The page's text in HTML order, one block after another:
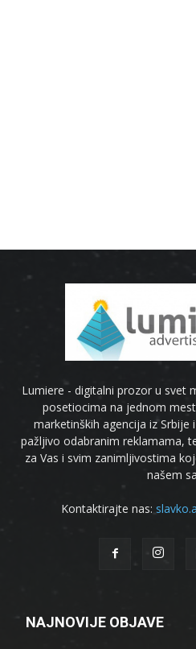
Lumiere - digitalni prozor u svet
posetiocima na jednom
marketinških agencija iz Srbije
pažljivo odabranim reklamama,
za Vas i svim zanimljivostima
našem
Kontaktirajte nas:
NAJNOVIJE OBJAVE